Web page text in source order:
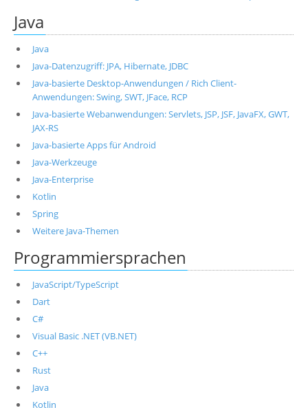
Java
Java
Java-Datenzugriff: JPA, Hibernate, JDBC
Java-basierte Desktop-Anwendungen / Rich Client-
Anwendungen: Swing, SWT, JFace, RCP
Java-basierte Webanwendungen: Servlets, JSP, JSF, JavaFX, GWT,
JAX-RS
Java-basierte Apps für Android
Java-Werkzeuge
Java-Enterprise
Kotlin
Spring
Weitere Java-Themen
Programmiersprachen
JavaScript/TypeScript
Dart
C#
Visual Basic .NET (VB.NET)
C++
Rust
Java
Kotlin